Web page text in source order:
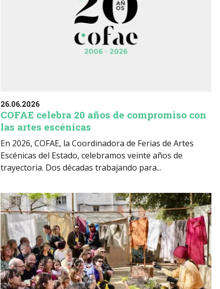
26.06.2026
COFAE celebra 20 años de compromiso con
las artes escénicas
En 2026, COFAE, la Coordinadora de Ferias de Artes
Escénicas del Estado, celebramos veinte años de
trayectoria. Dos décadas trabajando para...